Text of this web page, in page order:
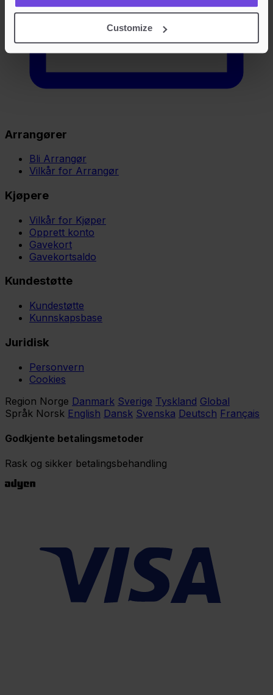
Customize
Arrangører
Bli Arrangør
Vilkår for Arrangør
Kjøpere
Vilkår for Kjøper
Opprett konto
Gavekort
Gavekortsaldo
Kundestøtte
Kundestøtte
Kunnskapsbase
Juridisk
Personvern
Cookies
Region Norge Danmark Sverige Tyskland Global
Språk Norsk English Dansk Svenska Deutsch Français
Godkjente betalingsmetoder
Rask og sikker betalingsbehandling